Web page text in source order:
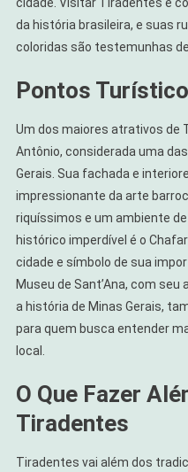
da história brasileira, e suas
coloridas são testemunhas
Pontos
Um dos maiores atrativos de
Antônio, considerada uma
Gerais. Sua fachada e
impressionante da arte
riquíssimos e um ambiente
histórico imperdível é o
cidade e símbolo de sua
Museu de Sant’Ana, com
a história de Minas Gerais,
para quem busca entender
local.
O Que Fazer
Tiradentes
Tiradentes vai além dos